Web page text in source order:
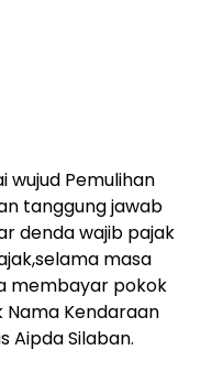
wujud Pemulihan
tanggung jawab
denda wajib pajak
masa
membayar pokok
Nama Kendaraan
Aipda Silaban.